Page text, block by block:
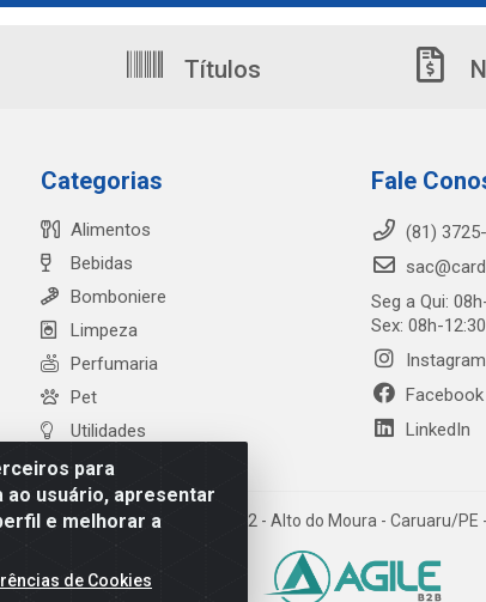
para
ao usuário, apresentar
e melhorar a
de Cookies
Títulos
Categorias
Alimentos
Bebidas
Bomboniere
Limpeza
Perfumaria
Pet
Utilidades
Fale
(81)
Seg a Qui:
Sex: 08h-
Instagram
Facebook
LinkedIn
- Estrada Alto do Moura, 582 - Alto do Moura - Caruaru/PE